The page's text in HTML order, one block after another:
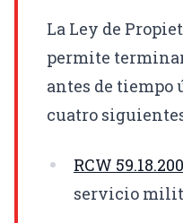
La Ley de
permite
antes de tiempo
cuatro
RCW 59.18.200
servicio